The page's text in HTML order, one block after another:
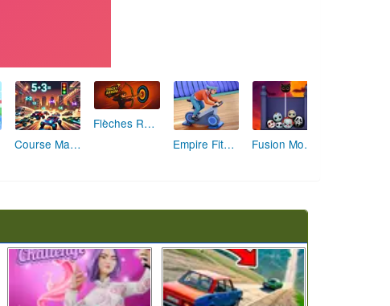
Course Mathématique: La Vitesse par les Chiffres
Flèches Rusées 2 : Visez Juste et Défiez la Rotation!
Empire Fitness - Simulateur de Salle de Sport
Fusion Monstrueuse d'Halloween